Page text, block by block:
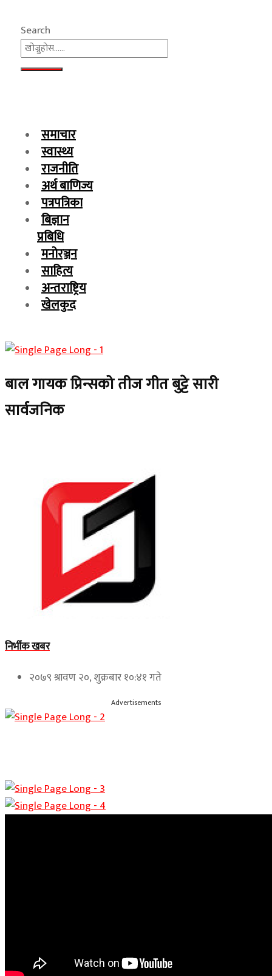
Search
समाचार
स्वास्थ्य
राजनीति
अर्थ बाणिज्य
पत्रपत्रिका
बिज्ञान
प्रबिधि
मनोरञ्जन
साहित्य
अन्तराष्ट्रिय
खेलकुद
बाल गायक प्रिन्सको तीज गीत बुट्टे सारी
सार्वजनिक
निर्भीक खबर
२०७९ श्रावण २०, शुक्रबार १०:४१ गते
Advertisements